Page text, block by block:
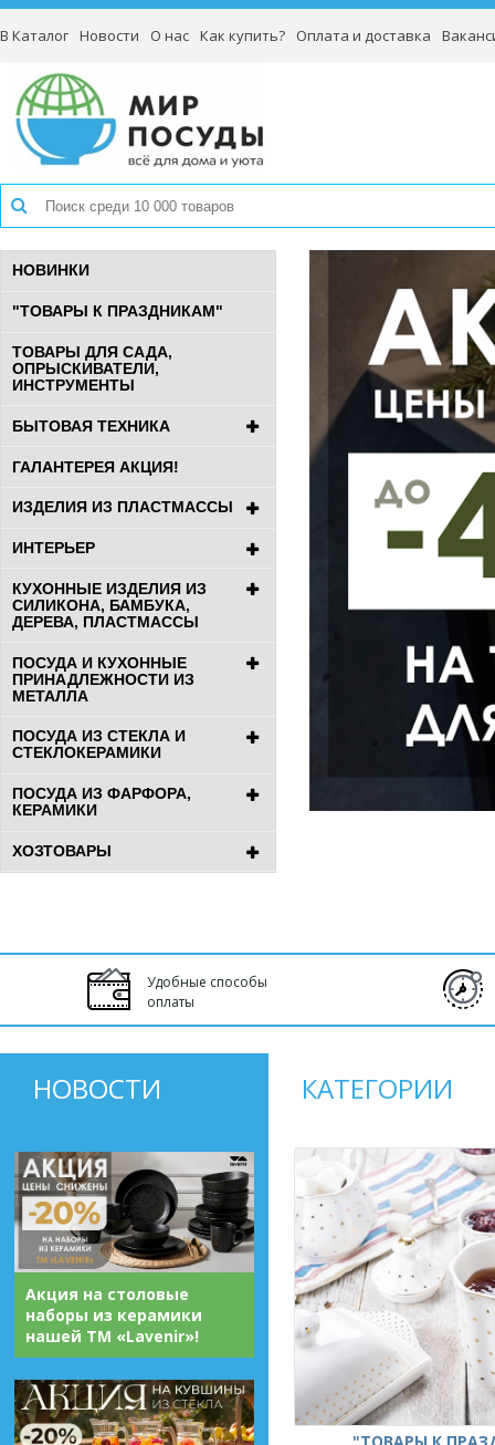
В Каталог Новости О нас Как купить? Оплата и доставка
НОВИНКИ
"ТОВАРЫ К ПРАЗДНИКАМ"
ТОВАРЫ ДЛЯ САДА,
ОПРЫСКИВАТЕЛИ,
ИНСТРУМЕНТЫ
БЫТОВАЯ ТЕХНИКА
ГАЛАНТЕРЕЯ АКЦИЯ!
ИЗДЕЛИЯ ИЗ ПЛАСТМАССЫ
ИНТЕРЬЕР
КУХОННЫЕ ИЗДЕЛИЯ ИЗ
СИЛИКОНА, БАМБУКА,
ДЕРЕВА, ПЛАСТМАССЫ
ПОСУДА И КУХОННЫЕ
ПРИНАДЛЕЖНОСТИ ИЗ
МЕТАЛЛА
ПОСУДА ИЗ СТЕКЛА И
СТЕКЛОКЕРАМИКИ
ПОСУДА ИЗ ФАРФОРА,
КЕРАМИКИ
ХОЗТОВАРЫ
Удобные способы
оплаты
НОВОСТИ
Акция на столовые
наборы из керамики
нашей ТМ «Lavenir»!
КАТЕГОРИИ